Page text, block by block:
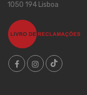
1050 194 Lisboa